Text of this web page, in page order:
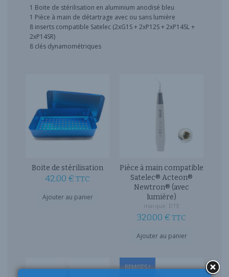
1 Boite de stérilisation en aluminium anodisé bleu
1 Pièce à main de détartrage avec ou sans lumière
8 inserts compatible Satelec (2xG1S + 2xP12S + 2xP14SL +
2xP14SR)
8 clés dynamométriques
Boite de stérilisation
42.00 € TTC
Ajouter au panier
Pièce à main compatible
Satelec® Acteon®
Newtron® (avec
lumière)
marque: DTE
320.00 € TTC
Ajouter au panier
REMISES !